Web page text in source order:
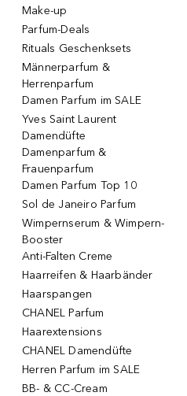
Make-up
Parfum-Deals
Rituals Geschenksets
Männerparfum &
Herrenparfum
Damen Parfum im SALE
Yves Saint Laurent
Damendüfte
Damenparfum &
Frauenparfum
Damen Parfum Top 10
Sol de Janeiro Parfum
Wimpernserum & Wimpern-
Booster
Anti-Falten Creme
Haarreifen & Haarbänder
Haarspangen
CHANEL Parfum
Haarextensions
CHANEL Damendüfte
Herren Parfum im SALE
BB- & CC-Cream